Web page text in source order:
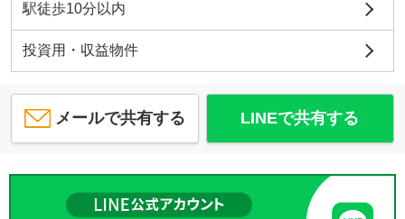
駅徒歩10分以内
投資用・収益物件
メールで共有する LINEで共有する